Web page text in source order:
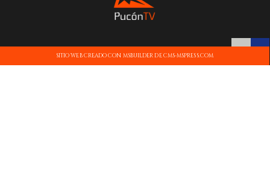
SITIO WEB CREADO CON MSBUILDER DE CMS-MSPRESS.COM